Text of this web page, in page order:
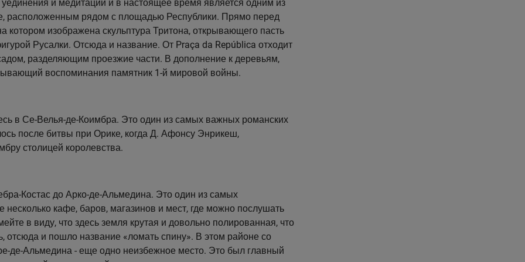
и медитации и в настоящее время является одним из
расположенным рядом с площадью Республики. Прямо перед
изображена скульптура Тритона, открывающего пасть
Русалки. Отсюда и название. От Praça da República отходит
разделяющим проезжие части. В дополнение к деревьям,
воспоминания памятник 1-й мировой войны.
в Се-Велья-де-Коимбра. Это один из самых важных романских
после битвы при Орике, когда Д. Афонсу Энрикеш,
столицей королевства.
Костас до Арко-де-Альмедина. Это один из самых
несколько кафе, баров, магазинов и мест, где можно послушать
в виду, что здесь земля крутая и довольно полированная, что
и пошло название «ломать спину». В этом районе со
де-Альмедина - еще одно неизбежное место. Это был главный